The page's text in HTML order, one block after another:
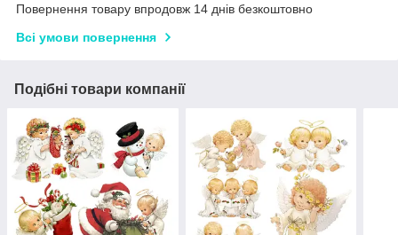
Повернення товару впродовж 14 днів безкоштовно
Всі умови повернення
Подібні товари компанії